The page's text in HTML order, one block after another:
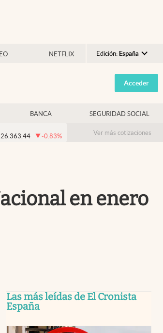
NETFLIX Edición: España
Argentina
España
USA
Colombia
Acceder
BANCA SEGURIDAD SOCIAL
26.363,44 -0.83% Ver más cotizaciones
en enero
Las más leídas de El Cronista
España